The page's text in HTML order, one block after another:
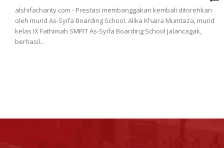
alshifacharity.com - Prestasi membanggakan kembali ditorehkan
oleh murid As-Syifa Boarding School. Alika Khaira Mumtaza, murid
kelas IX Fathimah SMPIT As-Syifa Boarding School Jalancagak,
berhasil...